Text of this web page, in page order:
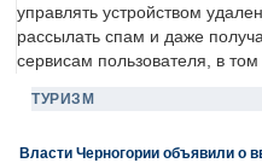
управлять устройством
рассылать спам и даже
сервисам пользователя, в том
ТУРИЗМ
Власти Черногории объявили о